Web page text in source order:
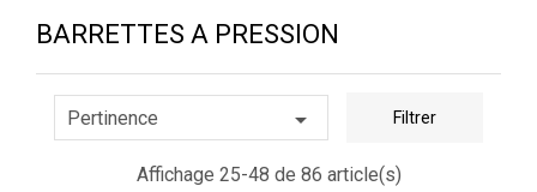
BARRETTES A PRESSION
Pertinence  Filtrer
Affichage 25-48 de 86 article(s)